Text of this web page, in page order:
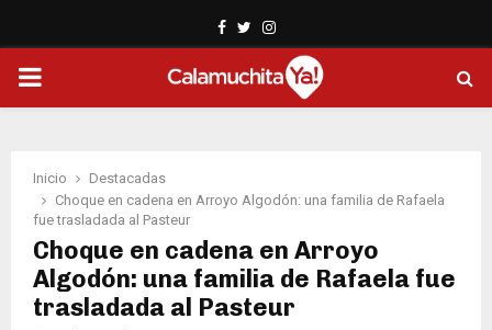
Facebook
TwitterInstagram
PRIMARY
Inicio
Destacadas
Choque en cadena en Arroyo Algodón: una familia de Rafaela
fue trasladada al Pasteur
Choque en cadena en Arroyo
Algodón: una familia de Rafaela fue
trasladada al Pasteur